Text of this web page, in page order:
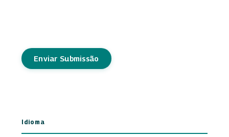
Enviar Submissão
Idioma